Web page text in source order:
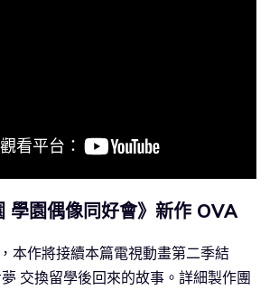
學園偶像同好會》新作 OVA
本作將接續本篇電視動畫第二季結
交換留學後回來的故事。詳細製作團